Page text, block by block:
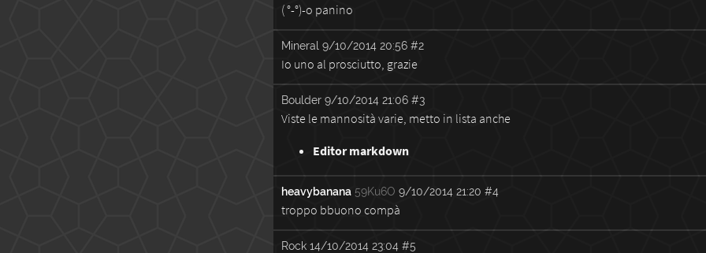
( °-°)-o panino
Mineral 9/10/2014 20:56 #2
Io uno al prosciutto, grazie
Boulder 9/10/2014 21:06 #3
Viste le mannosità varie, metto in lista anche
Editor markdown
heavybanana 59Ku6O 9/10/2014 21:20 #4
troppo bbuono compà
Rock 14/10/2014 23:04 #5